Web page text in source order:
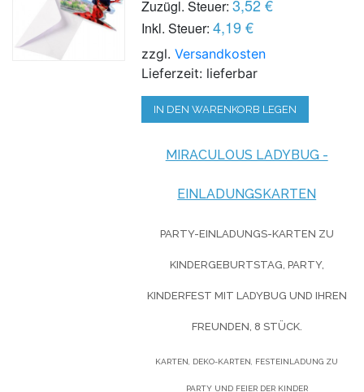
Zuzügl. Steuer: 3,52 €
Inkl. Steuer: 4,19 €
zzgl.Versandkosten
Lieferzeit: lieferbar
IN DEN WARENKORB LEGEN
MIRACULOUS LADYBUG -
EINLADUNGSKARTEN
PARTY-EINLADUNGS-KARTEN ZU
KINDERGEBURTSTAG, PARTY,
KINDERFEST MIT LADYBUG UND IHREN
FREUNDEN, 8 STÜCK.
KARTEN, DEKO-KARTEN, FESTEINLADUNG ZU
PARTY UND FEIER DER KINDER